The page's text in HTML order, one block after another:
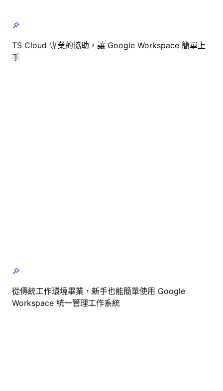
🔎
TS Cloud 專業的協助，讓 Google Workspace 簡單上
手
🔎
從傳統工作環境畢業，新手也能簡單使用 Google
Workspace 統一管理工作系統